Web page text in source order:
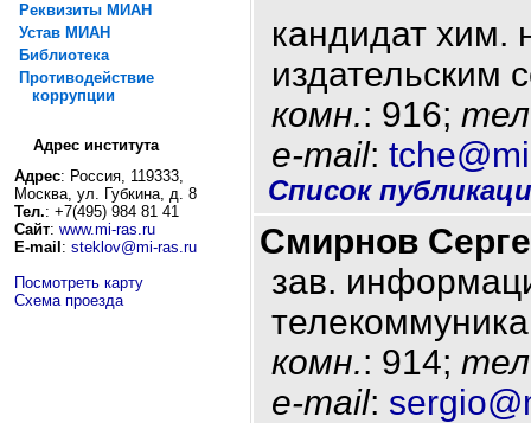
Реквизиты МИАН
Устав МИАН
Библиотека
Противодействие
коррупции
Адрес института
Адрес: Россия, 119333,
Москва, ул. Губкина, д. 8
Тел.: +7(495) 984 81 41
Сайт: www.mi-ras.ru
E-mail : steklov@mi-ras.ru
Посмотреть карту
Схема проезда
кандидат хим.
издательским
комн.: 916;
e-mail:
Список
Смирнов
зав.
комн.: 914;
e-mail: